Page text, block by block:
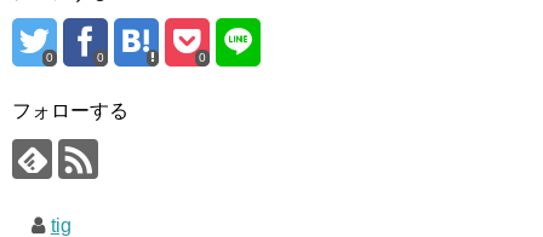
0 0 0
フォローする
tig